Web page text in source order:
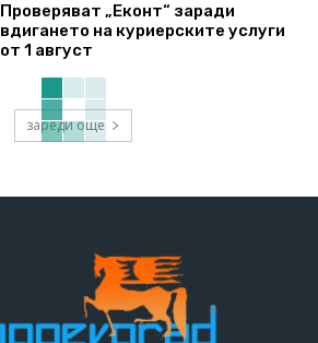
Проверяват „Еконт“ заради
вдигането на куриерските услуги
от 1 август
зареди още